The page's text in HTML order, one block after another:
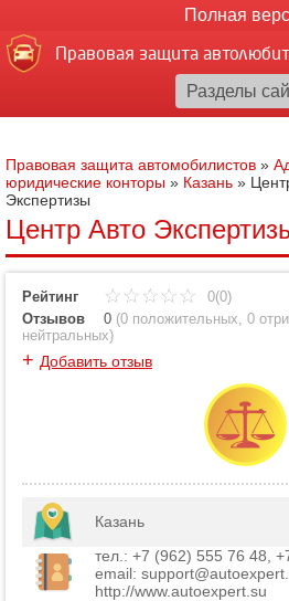
Полная
Правовая защита
Правовая защита автомобилистов »
юридические конторы » Казань »
Экспертизы
Центр Авто
Рейтинг
0(0)
Отзывов
0 (0 положительных, 0
нейтральных)
+ Добавить отзыв
Казань
тел.: +7 (962) 555 76 48,
email:
http://www.autoexpert.su